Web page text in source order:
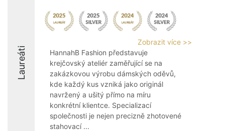
Laureáti
Zobrazit více >>
HannahB Fashion představuje
krejčovský ateliér zaměřující se na
zakázkovou výrobu dámských oděvů,
kde každý kus vzniká jako originál
navržený a ušitý přímo na míru
konkrétní klientce. Specializací
společnosti je nejen precizně zhotovené
stahovací ...